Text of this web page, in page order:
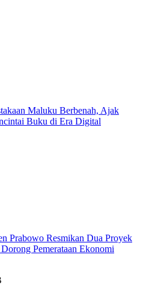
Maluku Berbenah, Ajak
Buku di Era Digital
Prabowo Resmikan Dua Proyek
Pemerataan Ekonomi